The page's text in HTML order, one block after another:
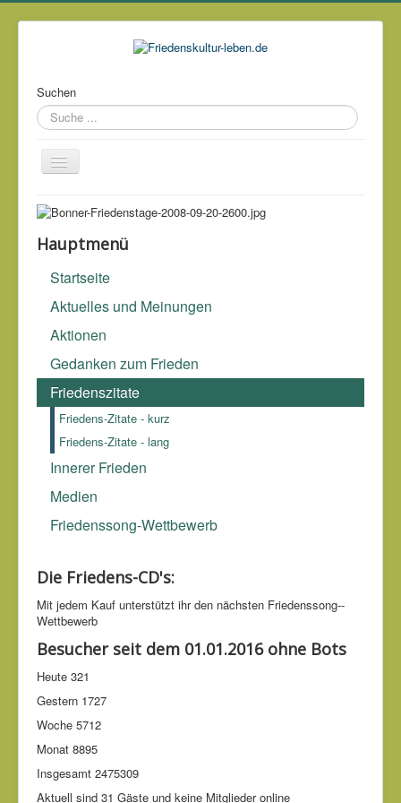
Suchen
Über mich
Kontakt
Links
Archiv
Das größte Verbrechen seit dem Zweiten Weltkrieg war die
US-Außenpolitik.William Ramsey Clark ('1927)
Hauptmenü
Startseite
Aktuelles und Meinungen
Aktionen
Gedanken zum Frieden
Friedenszitate
Friedens-Zitate - kurz
Friedens-Zitate - lang
Innerer Frieden
Medien
Friedenssong-Wettbewerb
Die Friedens-CD's:
Mit jedem Kauf unter­stützt ihr den nächsten Friedens­song-­
Wettbe­werb
Besucher seit dem 01.01.2016 ohne Bots
Heute 321
Gestern 1727
Woche 5712
Monat 8895
Insgesamt 2475309
Aktuell sind 31 Gäste und keine Mitglieder online